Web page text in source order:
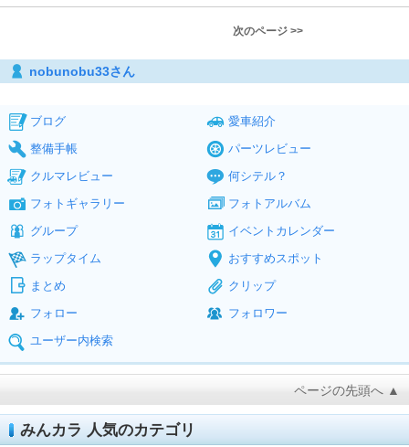
次のページ >>
nobunobu33さん
ブログ
愛車紹介
整備手帳
パーツレビュー
クルマレビュー
何シテル？
フォトギャラリー
フォトアルバム
グループ
イベントカレンダー
ラップタイム
おすすめスポット
まとめ
クリップ
フォロー
フォロワー
ユーザー内検索
ページの先頭へ ▲
みんカラ 人気のカテゴリ